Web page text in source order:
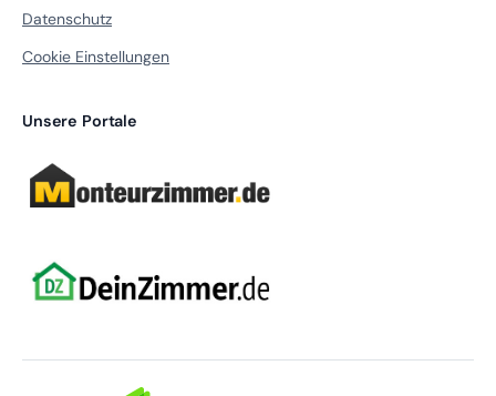
Datenschutz
Cookie Einstellungen
Unsere Portale